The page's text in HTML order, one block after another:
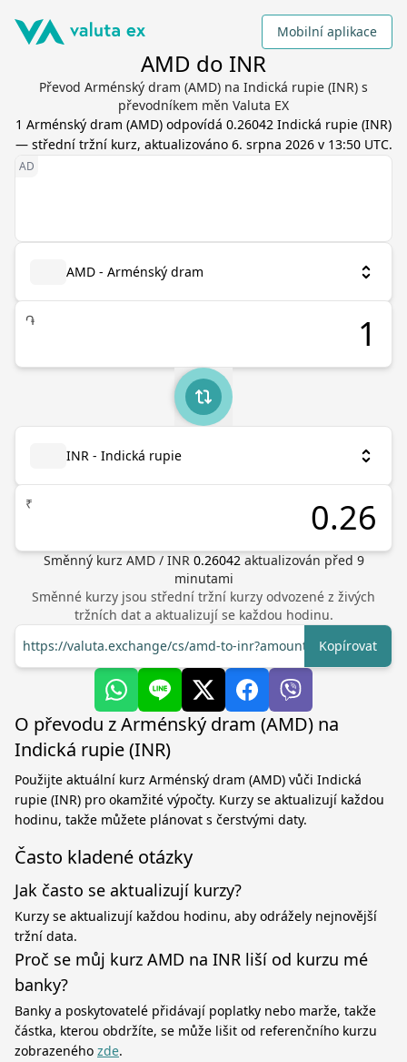
Mobilní aplikace
AMD do INR
Převod Arménský dram (AMD) na Indická rupie (INR) s
převodníkem měn Valuta EX
1 Arménský dram (AMD) odpovídá 0.26042 Indická rupie (INR)
— střední tržní kurz, aktualizováno 6. srpna 2026 v 13:50 UTC.
AMD - Arménský dram
֏
INR - Indická rupie
₹
Směnný kurz AMD/ INR 0.26042 aktualizován před 9
minutami
Směnné kurzy jsou střední tržní kurzy odvozené z živých
tržních dat a aktualizují se každou hodinu.
https://valuta.exchange/cs/amd-to-inr?amount=1Kopírovat
O převodu z Arménský dram (AMD) na
Indická rupie (INR)
Použijte aktuální kurz Arménský dram (AMD) vůči Indická
rupie (INR) pro okamžité výpočty. Kurzy se aktualizují každou
hodinu, takže můžete plánovat s čerstvými daty.
Často kladené otázky
Jak často se aktualizují kurzy?
Kurzy se aktualizují každou hodinu, aby odrážely nejnovější
tržní data.
Proč se můj kurz AMD na INR liší od kurzu mé
banky?
Banky a poskytovatelé přidávají poplatky nebo marže, takže
částka, kterou obdržíte, se může lišit od referenčního kurzu
zobrazeného zde.